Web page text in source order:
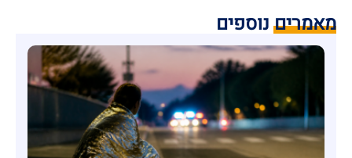
מאמרים נוספים